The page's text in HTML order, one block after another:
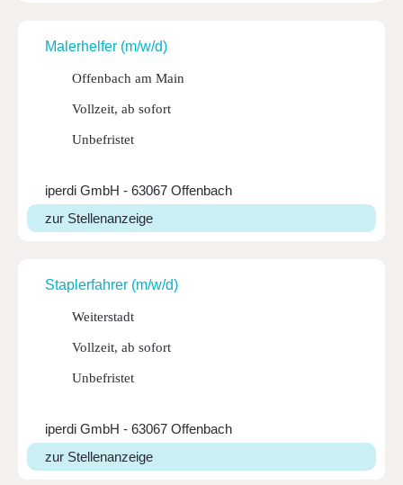
Maler­helfer (m/w/d)
Offenbach am Main
Vollzeit, ab sofort
Unbefristet
iperdi GmbH - 63067 Offenbach
zur Stellenanzeige
Stap­ler­fahrer (m/w/d)
Weiterstadt
Vollzeit, ab sofort
Unbefristet
iperdi GmbH - 63067 Offenbach
zur Stellenanzeige